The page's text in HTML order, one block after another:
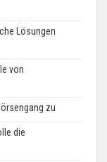
Lösungen
von
zu
die